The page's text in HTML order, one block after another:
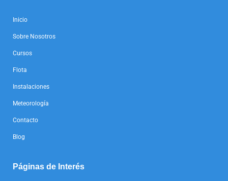
Inicio
Sobre Nosotros
Cursos
Flota
Instalaciones
Meteorología
Contacto
Blog
Páginas de Interés